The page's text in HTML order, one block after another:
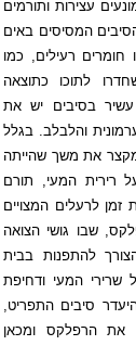
עצירות ותורמים
המסיסים באים
רעילים, כמו
לתוכו כתוצאה
בסיבים יש את
והלבלב. בגלל
את משך שהייתה
רירית המעי, תורם
לרעלים המצויים
שבו גושי הצואה
להתפנות בבית
המעי ודחיפת
סיבים התפריט,
את הרפלקס ומכאן